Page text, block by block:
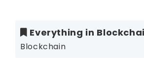
Everything in
Blockchain